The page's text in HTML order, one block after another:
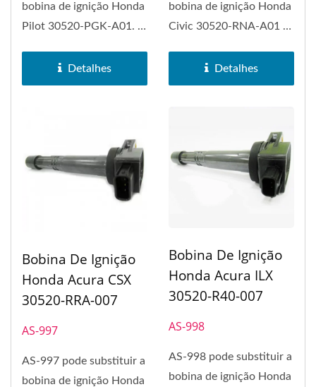
bobina de ignição Honda
Pilot 30520-PGK-A01. A
Detalhes
bobina de ignição Honda
Civic 30520-RNA-A01 e
Detalhes
Bobina De Ignição
Honda Acura CSX
30520-RRA-007
AS-997
AS-997 pode substituir a
bobina de ignição Honda
Bobina De Ignição
Honda Acura ILX
30520-R40-007
AS-998
AS-998 pode substituir a
bobina de ignição Honda